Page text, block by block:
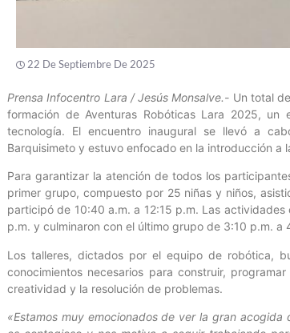
22 De Septiembre De 2025
Prensa Infocentro Lara / Jesús Monsalve.- Un total
formación de Aventuras Robóticas Lara 2025,
tecnología. El encuentro inaugural se llevó a
Barquisimeto y estuvo enfocado en la introducción a
Para garantizar la atención de todos los
primer grupo, compuesto por 25 niñas y niños,
participó de 10:40 a.m. a 12:15 p.m. Las
p.m. y culminaron con el último grupo de 3:10 p.m. a
Los talleres, dictados por el equipo de robótica,
conocimientos necesarios para construir,
creatividad y la resolución de problemas.
«Estamos muy emocionados de ver la gran